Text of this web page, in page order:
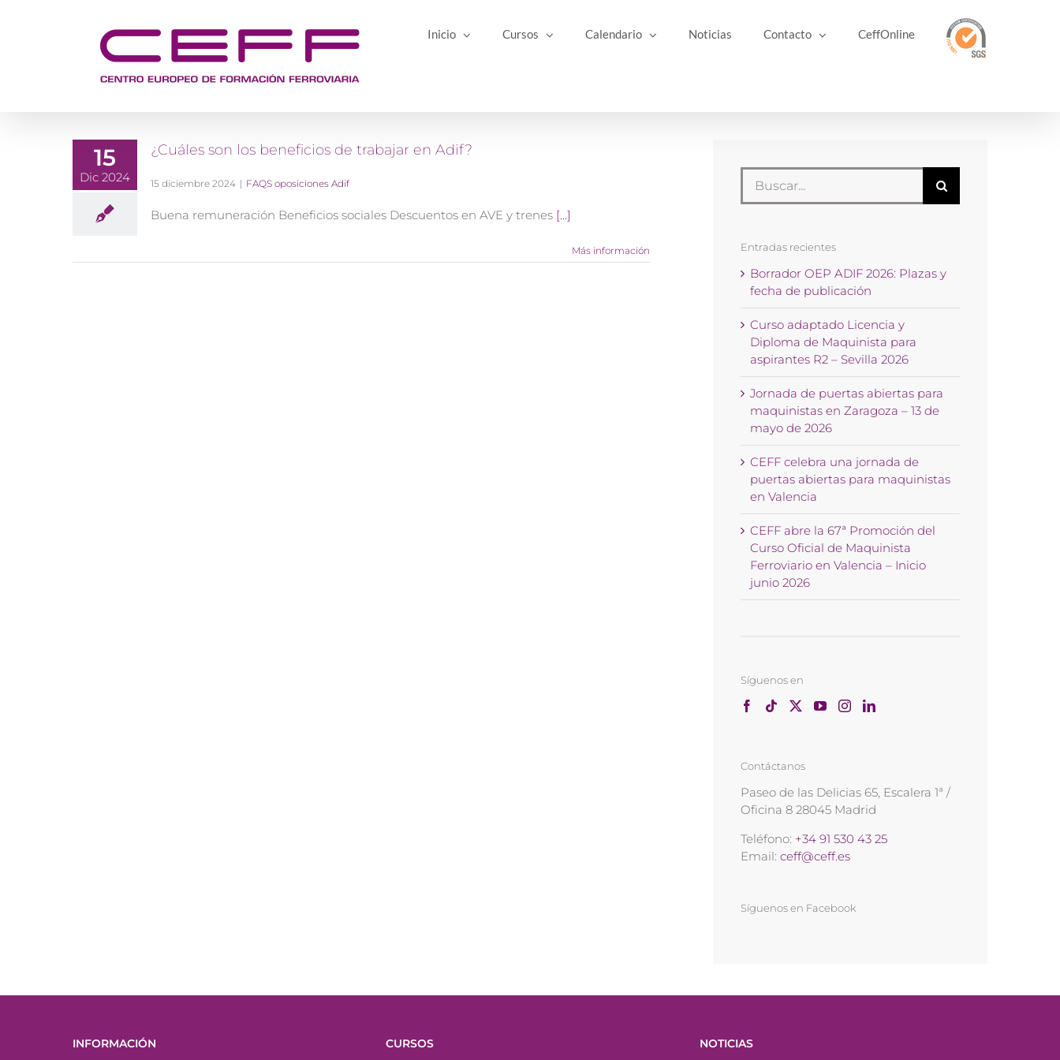
Inicio Cursos Calendario Noticias Contacto CeffOnline
15
Dic 2024
¿Cuáles son los beneficios de trabajar en Adif?
15 diciembre 2024 | FAQS oposiciones Adif
Buena remuneración Beneficios sociales Descuentos en AVE y trenes [...]
Más información
Buscar:
Entradas recientes
Borrador OEP ADIF 2026: Plazas y
fecha de publicación
Curso adaptado Licencia y
Diploma de Maquinista para
aspirantes R2 – Sevilla 2026
Jornada de puertas abiertas para
maquinistas en Zaragoza – 13 de
mayo de 2026
CEFF celebra una jornada de
puertas abiertas para maquinistas
en Valencia
CEFF abre la 67ª Promoción del
Curso Oficial de Maquinista
Ferroviario en Valencia – Inicio
junio 2026
Síguenos en
Contáctanos
Paseo de las Delicias 65, Escalera 1ª /
Oficina 8 28045 Madrid
Teléfono: +34 91 530 43 25
Email: ceff@ceff.es
Síguenos en Facebook
INFORMACIÓN CURSOS NOTICIAS